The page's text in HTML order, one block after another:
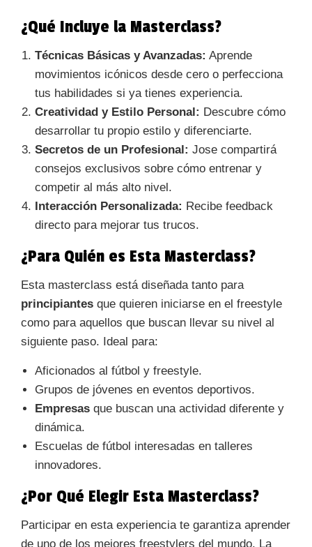
¿Qué Incluye la Masterclass?
Técnicas Básicas y Avanzadas: Aprende
movimientos icónicos desde cero o perfecciona
tus habilidades si ya tienes experiencia.
Creatividad y Estilo Personal: Descubre cómo
desarrollar tu propio estilo y diferenciarte.
Secretos de un Profesional: Jose compartirá
consejos exclusivos sobre cómo entrenar y
competir al más alto nivel.
Interacción Personalizada: Recibe feedback
directo para mejorar tus trucos.
¿Para Quién es Esta Masterclass?
Esta masterclass está diseñada tanto para
principiantes que quieren iniciarse en el freestyle
como para aquellos que buscan llevar su nivel al
siguiente paso. Ideal para:
Aficionados al fútbol y freestyle.
Grupos de jóvenes en eventos deportivos.
Empresas que buscan una actividad diferente y
dinámica.
Escuelas de fútbol interesadas en talleres
innovadores.
¿Por Qué Elegir Esta Masterclass?
Participar en esta experiencia te garantiza aprender
de uno de los mejores freestylers del mundo. La